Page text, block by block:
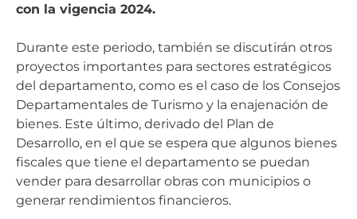
con la vigencia 2024.
Durante este periodo, también se discutirán otros
proyectos importantes para sectores estratégicos
del departamento, como es el caso de los Consejos
Departamentales de Turismo y la enajenación de
bienes. Este último, derivado del Plan de
Desarrollo, en el que se espera que algunos bienes
fiscales que tiene el departamento se puedan
vender para desarrollar obras con municipios o
generar rendimientos financieros.